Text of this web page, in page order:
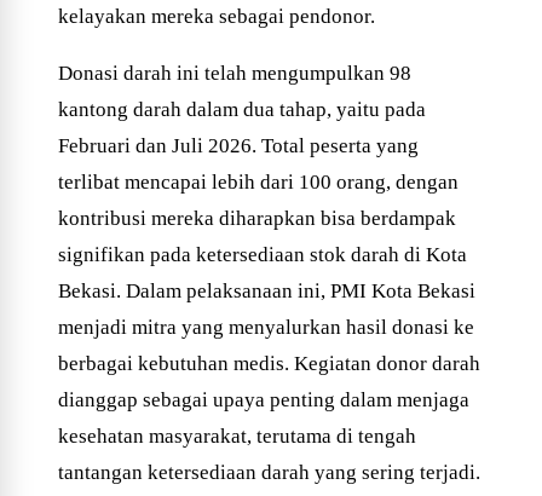
kelayakan mereka sebagai pendonor.
Donasi darah ini telah mengumpulkan 98
kantong darah dalam dua tahap, yaitu pada
Februari dan Juli 2026. Total peserta yang
terlibat mencapai lebih dari 100 orang, dengan
kontribusi mereka diharapkan bisa berdampak
signifikan pada ketersediaan stok darah di Kota
Bekasi. Dalam pelaksanaan ini, PMI Kota Bekasi
menjadi mitra yang menyalurkan hasil donasi ke
berbagai kebutuhan medis. Kegiatan donor darah
dianggap sebagai upaya penting dalam menjaga
kesehatan masyarakat, terutama di tengah
tantangan ketersediaan darah yang sering terjadi.